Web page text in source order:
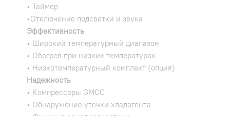
• Таймер
•Отключение подсветки и звука
Эффективность
• Широкий температурный диапазон
• Обогрев при низких температурах
• Низкотемпературный комплект (опция)
Надежность
• Компрессоры GMCC
• Обнаружение утечки хладагента